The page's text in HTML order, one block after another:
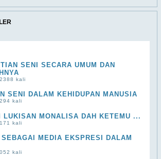
SENI SECARA UMUM DAN
kali
SENI DALAM KEHIDUPAN MANUSIA
kali
LUKISAN MONALISA DAH KETEMU ...
kali
MEDIA EKSPRESI DALAM
kali